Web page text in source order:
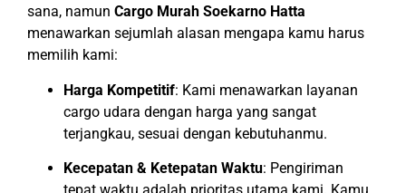
sana, namun Cargo Murah Soekarno Hatta
menawarkan sejumlah alasan mengapa kamu harus
memilih kami:
Harga Kompetitif: Kami menawarkan layanan
cargo udara dengan harga yang sangat
terjangkau, sesuai dengan kebutuhanmu.
Kecepatan & Ketepatan Waktu: Pengiriman